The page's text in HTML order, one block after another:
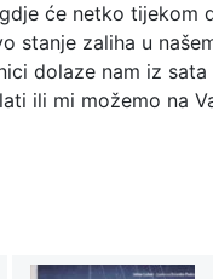
će netko tijekom
stanje zaliha u
dolaze nam iz
ili mi možemo na